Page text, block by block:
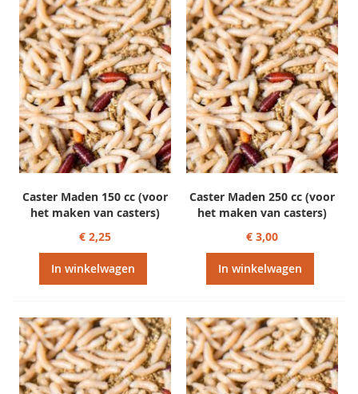
Caster Maden 150 cc (voor
het maken van casters)
€ 2,25
In winkelwagen
Caster Maden 250 cc (voor
het maken van casters)
€ 3,00
In winkelwagen